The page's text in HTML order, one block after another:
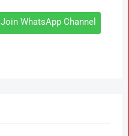
Join WhatsApp Channel